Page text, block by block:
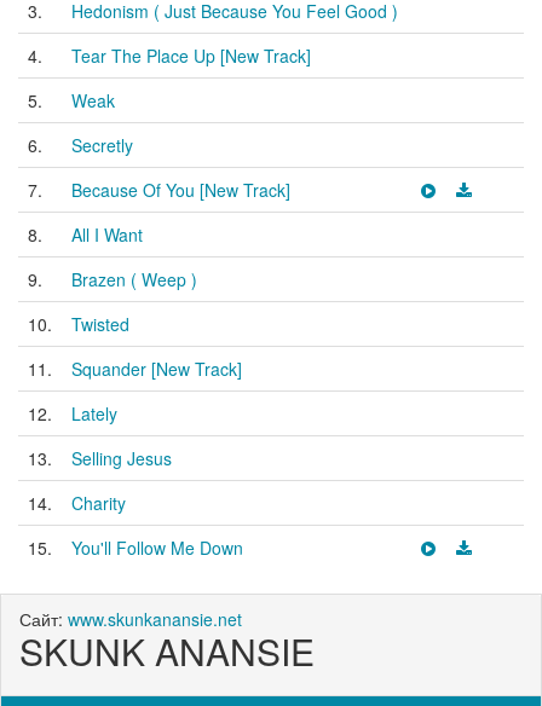
3.
Hedonism ( Just Because You Feel Good )
4.
Tear The Place Up [New Track]
5.
Weak
6.
Secretly
7.
Because Of You [New Track]
8.
All I Want
9.
Brazen ( Weep )
10.
Twisted
11.
Squander [New Track]
12.
Lately
13.
Selling Jesus
14.
Charity
15.
You'll Follow Me Down
Сайт: www.skunkanansie.net
SKUNK ANANSIE